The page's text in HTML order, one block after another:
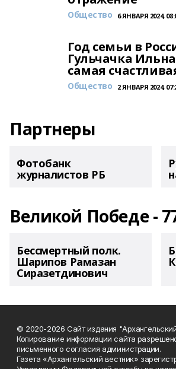
Общество 6 ЯНВАРЯ 2024,
Год семьи в
Гульчачка
самая
Общество 2 ЯНВАРЯ 2024,
Партнеры
Фотобанк
журналистов РБ
Великой Победе -
Бессмертный полк.
Шарипов Рамазан
Сиразетдинович
© 2020-2026 Сайт издания
Копирование информации сайта
письменного согласия администрации.
Газета «Архангельский вестник»